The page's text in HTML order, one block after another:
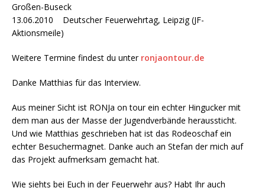
Großen-Buseck
13.06.2010 Deutscher Feuerwehrtag, Leipzig (JF-
Aktionsmeile)
Weitere Termine findest du unter ronjaontour.de
Danke Matthias für das Interview.
Aus meiner Sicht ist RONJa on tour ein echter Hingucker mit
dem man aus der Masse der Jugendverbände heraussticht.
Und wie Matthias geschrieben hat ist das Rodeoschaf ein
echter Besuchermagnet. Danke auch an Stefan der mich auf
das Projekt aufmerksam gemacht hat.
Wie siehts bei Euch in der Feuerwehr aus? Habt Ihr auch